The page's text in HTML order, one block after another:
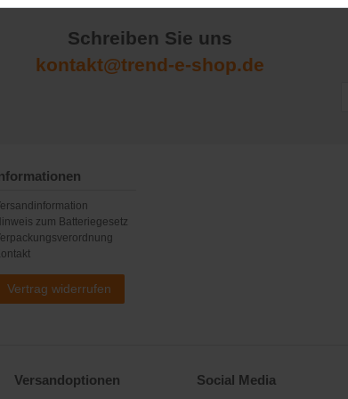
Schreiben Sie uns
kontakt@trend-e-shop.de
zum Batteriegesetz
Vertrag widerrufen
Versandoptionen Social Media